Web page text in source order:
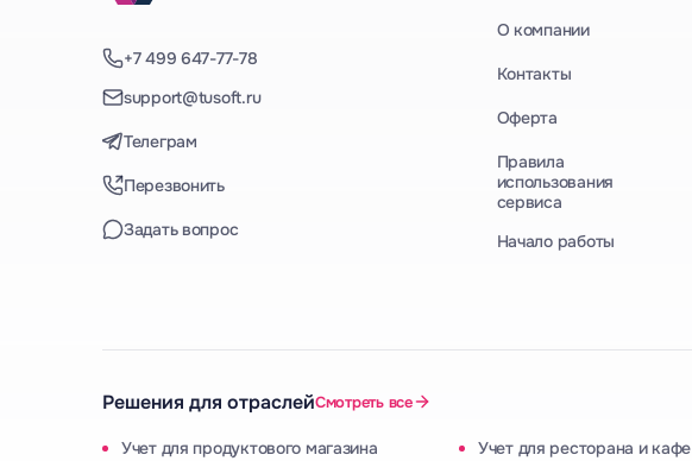
+7 499 647-77-78
support@tusoft.ru
Телеграм
Перезвонить
Задать вопрос
О компании
Контакты
Оферта
Правила
использования
сервиса
Начало работы
Решения для отраслейСмотреть все
Учет для продуктового магазина Учет для ресторана и кафе